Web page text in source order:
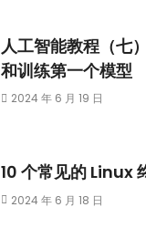
人工智能教程（
和训练第一个模型
2024 年 6 月 19 日
10 个常见的 Linux
2024 年 6 月 18 日